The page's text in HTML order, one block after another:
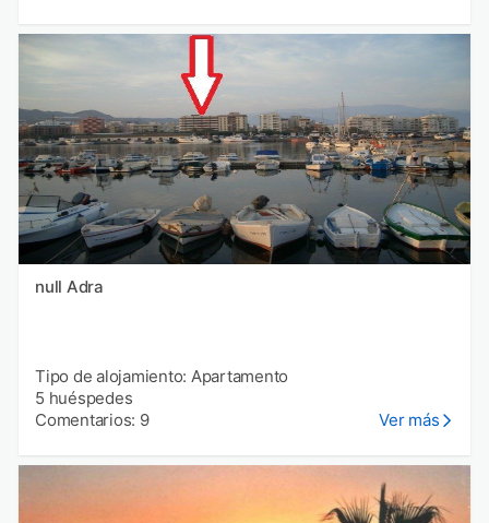
null Adra
Tipo de alojamiento: Apartamento
5 huéspedes
Comentarios: 9
Ver más